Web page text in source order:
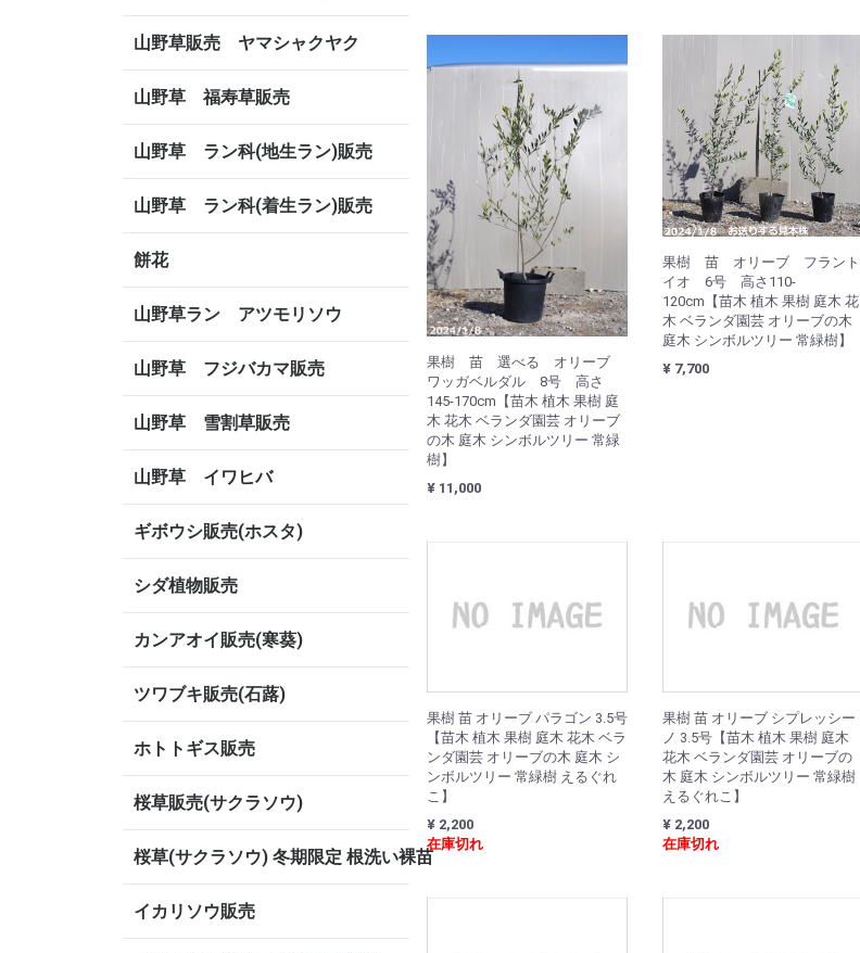
山野草販売 ヤマシャクヤク
山野草 福寿草販売
山野草 ラン科(地生ラン)販売
山野草 ラン科(着生ラン)販売
餅花
山野草ラン アツモリソウ
山野草 フジバカマ販売
山野草 雪割草販売
山野草 イワヒバ
ギボウシ販売(ホスタ)
シダ植物販売
カンアオイ販売(寒葵)
ツワブキ販売(石蕗)
ホトトギス販売
桜草販売(サクラソウ)
桜草(サクラソウ) 冬期限定 根洗い裸苗
イカリソウ販売
果樹 苗 選べる オリーブ
ワッガベルダル 8号 高さ
145-170cm【苗木 植木 果樹 庭
木 花木 ベランダ園芸 オリーブ
の木 庭木 シンボルツリー 常緑
樹】
¥ 11,000
果樹 苗 オリーブ フラント
イオ 6号 高さ110-
120cm【苗木 植木 果樹 庭木 花
木 ベランダ園芸 オリーブの木
庭木 シンボルツリー 常緑樹】
¥ 7,700
果樹 苗 オリーブ パラゴン 3.5号
【苗木 植木 果樹 庭木 花木 ベラ
ンダ園芸 オリーブの木 庭木 シ
ンボルツリー 常緑樹 えるぐれ
こ】
¥ 2,200
在庫切れ
果樹 苗 オリーブ シプレッシー
ノ 3.5号【苗木 植木 果樹 庭木
花木 ベランダ園芸 オリーブの
木 庭木 シンボルツリー 常緑樹
えるぐれこ】
¥ 2,200
在庫切れ